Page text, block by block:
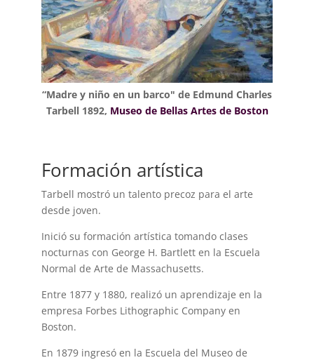
“Madre y niño en un barco" de Edmund Charles
Tarbell 1892, Museo de Bellas Artes de Boston
Formación artística
Tarbell mostró un talento precoz para el arte
desde joven.
Inició su formación artística tomando clases
nocturnas con George H. Bartlett en la Escuela
Normal de Arte de Massachusetts.
Entre 1877 y 1880, realizó un aprendizaje en la
empresa Forbes Lithographic Company en
Boston.
En 1879 ingresó en la Escuela del Museo de